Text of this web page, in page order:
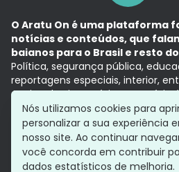
O Aratu On é uma plataforma
notícias e conteúdos, que
baianos para o Brasil e resto
Política, segurança pública,
reportagens especiais, interior,
Aqui, tudo vira notícia e a notícia
com a credibilidade do Grupo
Grupo Aratu
Política de
Nós utilizamos cookies para
personalizar a sua experiência
nosso site. Ao continuar
você concorda em contribuir
dados estatísticos de melhoria.